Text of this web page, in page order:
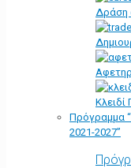
Δράση
Πρόγραμμα
2021-2027”